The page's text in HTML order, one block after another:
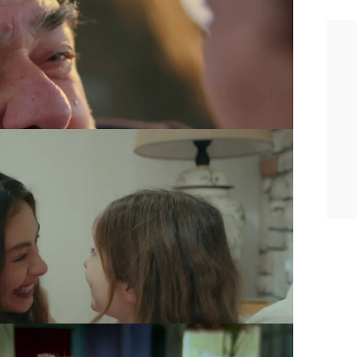
lavenganza de Azizesiempre fue
sabía el por qué. Pero cuando
hijo volvió a creer en la palabra
de la vida,
Nare siempre ha
en las mejores manos.
Cuando
tenía sentido se enteró de que
era el amor de su vida,
y luchar por darle unfuturo
Una historia de lucha que refleja la
"coraje" seguramente aparezca al